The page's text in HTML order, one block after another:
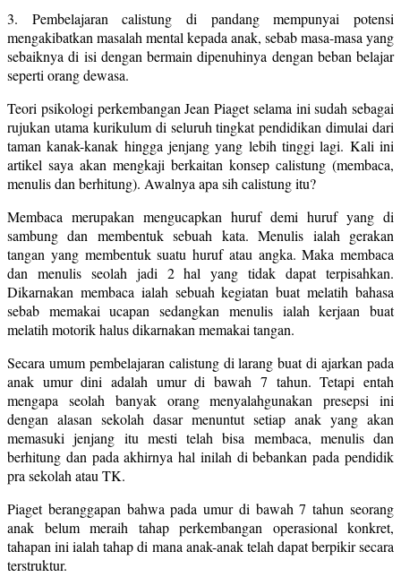
3. Pembelajaran calistung di pandang mempunyai potensi
mengakibatkan masalah mental kepada anak, sebab masa-masa yang
sebaiknya di isi dengan bermain dipenuhinya dengan beban belajar
seperti orang dewasa.
Teori psikologi perkembangan Jean Piaget selama ini sudah sebagai
rujukan utama kurikulum di seluruh tingkat pendidikan dimulai dari
taman kanak-kanak hingga jenjang yang lebih tinggi lagi. Kali ini
artikel saya akan mengkaji berkaitan konsep calistung (membaca,
menulis dan berhitung). Awalnya apa sih calistung itu?
Membaca merupakan mengucapkan huruf demi huruf yang di
sambung dan membentuk sebuah kata. Menulis ialah gerakan
tangan yang membentuk suatu huruf atau angka. Maka membaca
dan menulis seolah jadi 2 hal yang tidak dapat terpisahkan.
Dikarnakan membaca ialah sebuah kegiatan buat melatih bahasa
sebab memakai ucapan sedangkan menulis ialah kerjaan buat
melatih motorik halus dikarnakan memakai tangan.
Secara umum pembelajaran calistung di larang buat di ajarkan pada
anak umur dini adalah umur di bawah 7 tahun. Tetapi entah
mengapa seolah banyak orang menyalahgunakan presepsi ini
dengan alasan sekolah dasar menuntut setiap anak yang akan
memasuki jenjang itu mesti telah bisa membaca, menulis dan
berhitung dan pada akhirnya hal inilah di bebankan pada pendidik
pra sekolah atau TK.
Piaget beranggapan bahwa pada umur di bawah 7 tahun seorang
anak belum meraih tahap perkembangan operasional konkret,
tahapan ini ialah tahap di mana anak-anak telah dapat berpikir secara
terstruktur.